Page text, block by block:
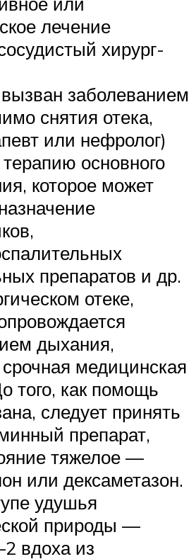
лечение
хирург-
заболеванием
снятия отека,
или нефролог)
терапию основного
которое может
препаратов и др.
отеке,
дыхания,
срочная медицинская
того, как помощь
следует принять
препарат,
тяжелое —
или дексаметазон.
удушья
природы —
вдоха из